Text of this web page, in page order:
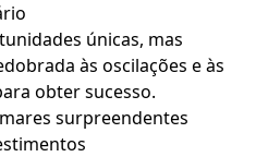
únicas, mas
às oscilações e às
obter sucesso.
surpreendentes